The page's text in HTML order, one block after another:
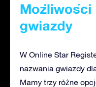
Możliwości
gwiazdy
W Online Star
nazwania gwiazdy
Mamy trzy różne